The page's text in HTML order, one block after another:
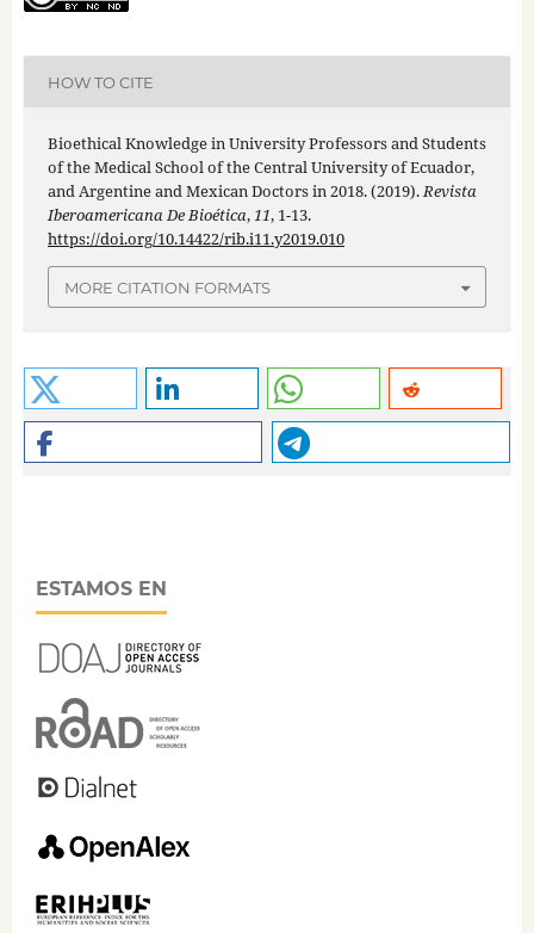
HOW TO CITE
Bioethical Knowledge in University Professors and Students
of the Medical School of the Central University of Ecuador,
and Argentine and Mexican Doctors in 2018. (2019).Revista
Iberoamericana De Bioética,11, 1-13.
https://doi.org/10.14422/rib.i11.y2019.010
MORE CITATION FORMATS
ESTAMOS EN